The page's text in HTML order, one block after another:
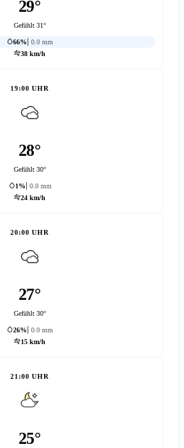
29°
Gefühlt 31°
66%
0.0 mm
38 km/h
19:00 UHR
28°
Gefühlt 30°
1%
0.0 mm
24 km/h
20:00 UHR
27°
Gefühlt 30°
26%
0.0 mm
15 km/h
21:00 UHR
25°